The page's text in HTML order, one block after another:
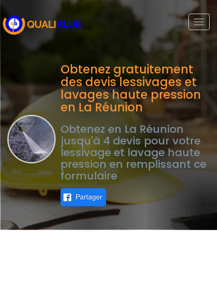
Obtenez gratuitement
des devis lessivages et
lavages haute pression
en La Réunion
Obtenez en La Réunion
jusqu'à 4 devis pour votre
lessivage et lavage haute
pression en remplissant ce
formulaire
Partager